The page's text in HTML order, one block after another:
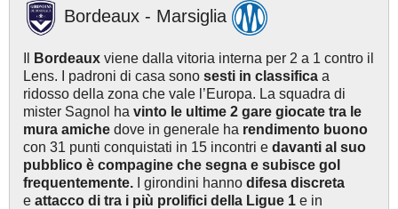
Bordeaux - Marsiglia
Bordeaux viene dalla vitoria interna per 2 a 1 contro il
Lens. I padroni di casa sono sesti in classifica a
ridosso della zona che vale l’Europa. La squadra di
mister Sagnol ha vinto le ultime 2 gare giocate tra le
mura amiche dove in generale ha rendimento buono
con 31 punti conquistati in 15 incontri e davanti al suo
pubblico è compagine che segna e subisce gol
frequentemente. I girondini hanno difesa discreta
e attacco di tra i più prolifici della Ligue 1 e in